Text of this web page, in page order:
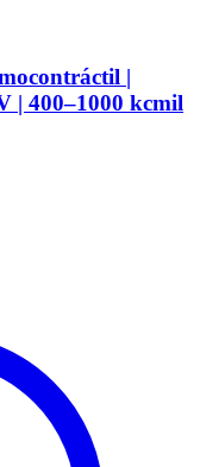
|
| 400–1000 kcmil